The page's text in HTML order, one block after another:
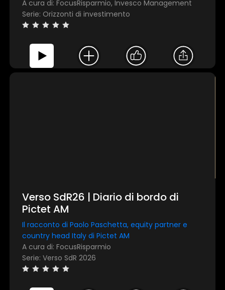
A cura di: FocusRisparmio, Invesco Management
Serie: Orizzonti di investimento
Verso SdR26 | Diario di bordo di
Pictet AM
Il racconto di Paolo Paschetta, equity partner e
country head Italy di Pictet AM
A cura di: FocusRisparmio
Serie: Verso SdR 2026